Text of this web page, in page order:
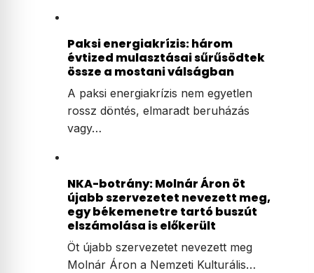
Paksi energiakrízis: három
évtized mulasztásai sűrűsödtek
össze a mostani válságban
A paksi energiakrízis nem egyetlen
rossz döntés, elmaradt beruházás
vagy…
NKA-botrány: Molnár Áron öt
újabb szervezetet nevezett meg,
egy békemenetre tartó buszút
elszámolása is előkerült
Öt újabb szervezetet nevezett meg
Molnár Áron a Nemzeti Kulturális…